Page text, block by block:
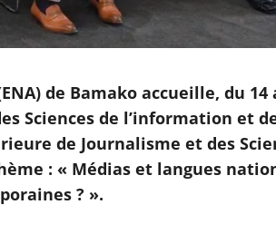
de Bamako accueille, du 14
Sciences de l’information et
de Journalisme et des
: « Médias et langues
? ».